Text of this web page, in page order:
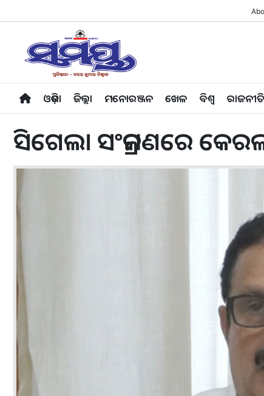
ଓଡ଼ିଶା ଜିଲ୍ଲା ମନୋରଞ୍ଜନ ଖେଳ ବିଶ୍ବ ରାଜନୀତି
ସିଗେଲା ସଂକ୍ରମଣରେ